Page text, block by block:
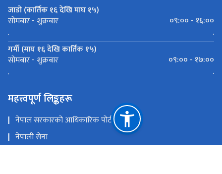
जाडो (कार्तिक १६ देखि माघ १५)
सोमबार - शुक्रबार
०९:०० - १६:००
.
.
गर्मी (माघ १६ देखि कार्तिक १५)
सोमबार - शुक्रबार
०९:०० - १७:००
.
.
महत्त्वपूर्ण लिङ्कहरू
नेपाल सरकारको आधिकारिक पोर्टल
नेपाली सेना